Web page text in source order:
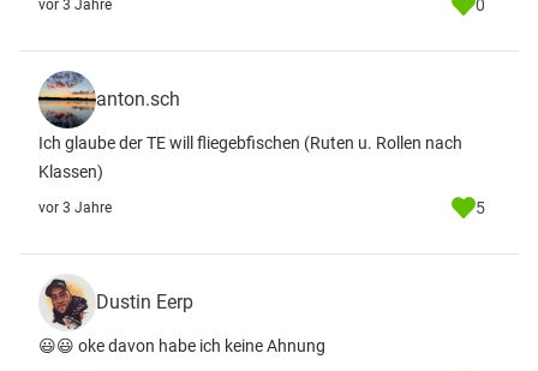
vor 3 Jahre 0
anton.sch
Ich glaube der TE will fliegebfischen (Ruten u. Rollen nach
Klassen)
vor 3 Jahre 5
Dustin Eerp
😃😃 oke davon habe ich keine Ahnung